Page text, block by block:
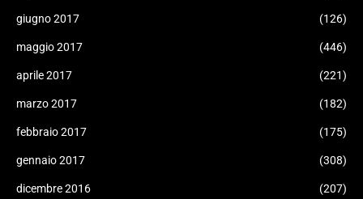
giugno 2017 (126)
maggio 2017 (446)
aprile 2017 (221)
marzo 2017 (182)
febbraio 2017 (175)
gennaio 2017 (308)
dicembre 2016 (207)